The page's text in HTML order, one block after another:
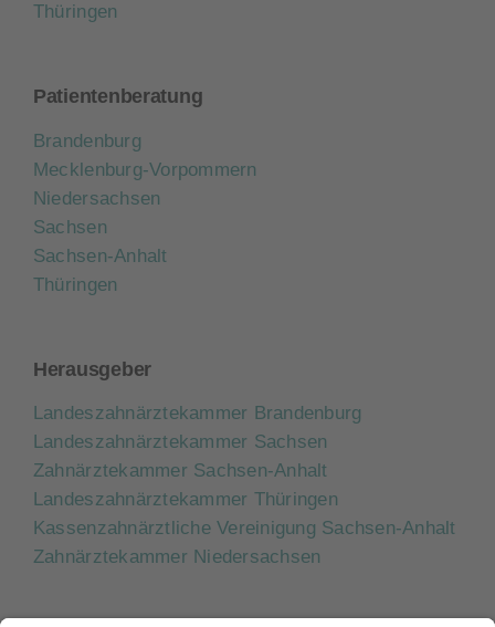
Thüringen
Patientenberatung
Brandenburg
Mecklenburg-Vorpommern
Niedersachsen
Sachsen
Sachsen-Anhalt
Thüringen
Herausgeber
Landeszahnärztekammer Brandenburg
Landeszahnärztekammer Sachsen
Zahnärztekammer Sachsen-Anhalt
Landeszahnärztekammer Thüringen
Kassenzahnärztliche Vereinigung Sachsen-Anhalt
Zahnärztekammer Niedersachsen